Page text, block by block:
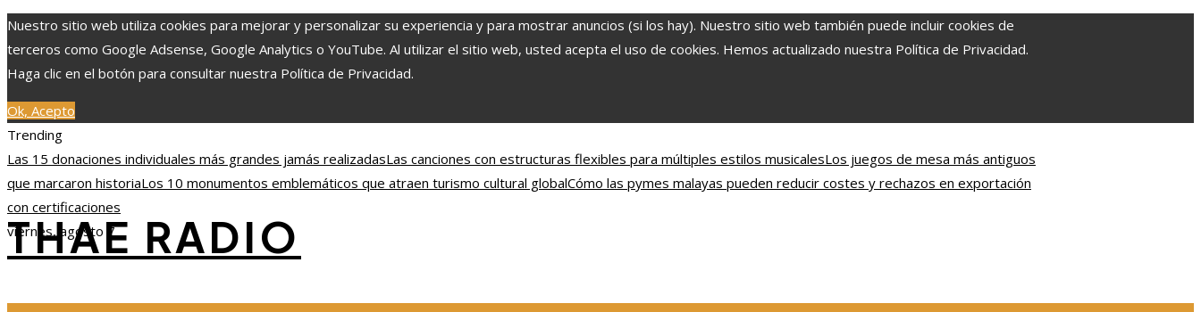
Nuestro sitio web utiliza cookies para mejorar y personalizar su experiencia y para mostrar anuncios (si los hay). Nuestro sitio web también puede incluir cookies de
terceros como Google Adsense, Google Analytics o YouTube. Al utilizar el sitio web, usted acepta el uso de cookies. Hemos actualizado nuestra Política de Privacidad.
Haga clic en el botón para consultar nuestra Política de Privacidad.
Ok, Acepto
Trending
Las 15 donaciones individuales más grandes jamás realizadasLas canciones con estructuras flexibles para múltiples estilos musicalesLos juegos de mesa más antiguos
que marcaron historiaLos 10 monumentos emblemáticos que atraen turismo cultural globalCómo las pymes malayas pueden reducir costes y rechazos en exportación
con certificaciones
viernes, agosto 7
THAE RADIO